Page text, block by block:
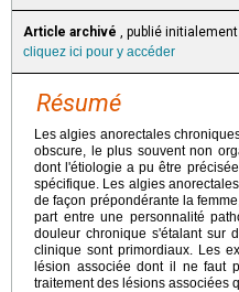
Article archivé , publié
cliquez ici pour y accéder
Résumé
Les algies anorectales
obscure, le plus souvent non
dont l'étiologie a pu être
spécifique. Les algies
de façon prépondérante la
part entre une personnalité
douleur chronique s'étalant sur
clinique sont primordiaux. Les
lésion associée dont il ne faut
traitement des lésions associées